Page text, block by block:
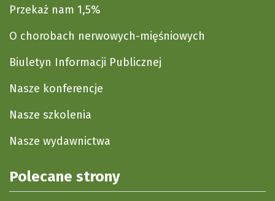
Przekaż nam 1,5%
O chorobach nerwowych-mięśniowych
Biuletyn Informacji Publicznej
Nasze konferencje
Nasze szkolenia
Nasze wydawnictwa
Polecane strony